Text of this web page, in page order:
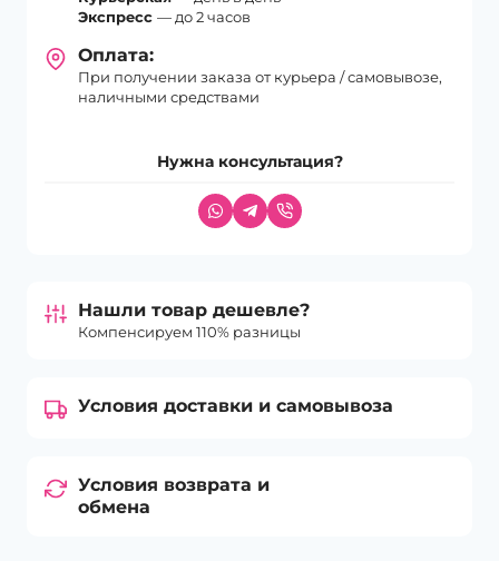
Экспресс — до 2 часов
Оплата:
При получении заказа от курьера / самовывозе,
наличными средствами
Нужна консультация?
Нашли товар дешевле?
Компенсируем 110% разницы
Условия доставки и самовывоза
Условия возврата и
обмена